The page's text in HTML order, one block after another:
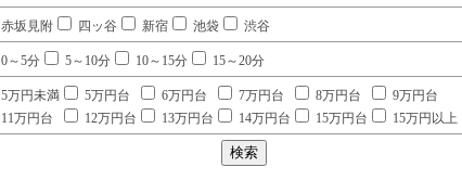
赤坂見附 四ッ谷 新宿 池袋 渋谷
0～5分 5～10分 10～15分 15～20分
5万円未満 5万円台 6万円台 7万円台 8万円台 9万円台
11万円台
12万円台 13万円台 14万円台 15万円台 15万円以上